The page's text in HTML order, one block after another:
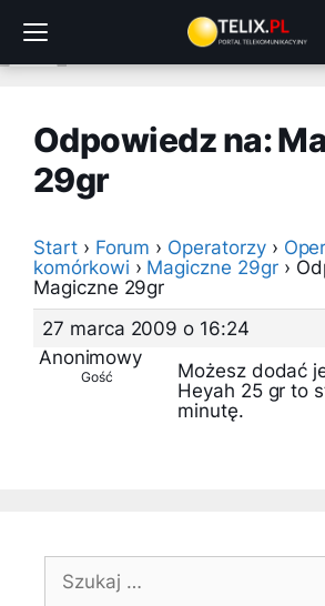
treści
Odpowiedz na:
29gr
Start › Forum › Operatorzy ›
komórkowi › Magiczne 29gr ›
Magiczne 29gr
27 marca 2009 o 16:24
Anonimowy
Gość
Możesz dodać
Heyah 25 gr to
minutę.
Szukaj: